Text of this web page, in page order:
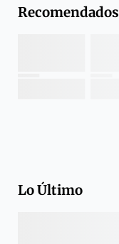
Recomendados
Lo Último